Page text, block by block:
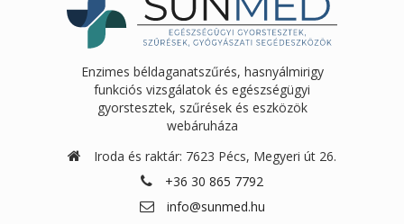
Enzimes béldaganatszűrés, hasnyálmirigy
funkciós vizsgálatok és egészségügyi
gyorstesztek, szűrések és eszközök
webáruháza
Iroda és raktár: 7623 Pécs, Megyeri út 26.
+36 30 865 7792
info@sunmed.hu